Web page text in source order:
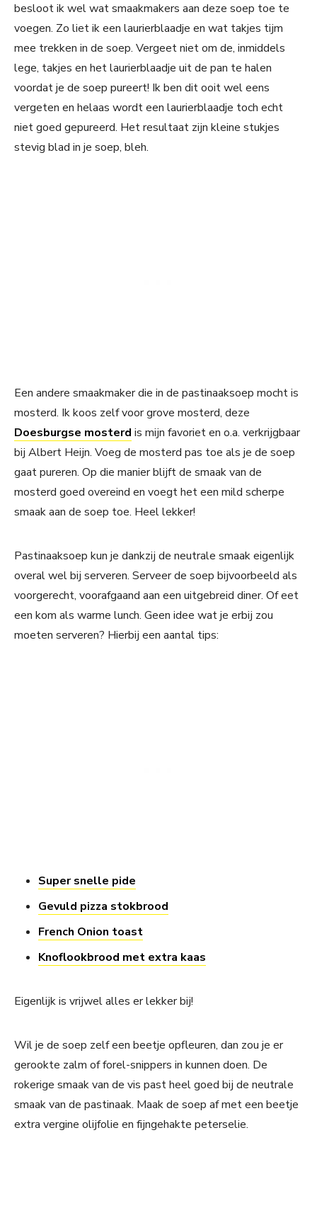
besloot ik wel wat smaakmakers aan deze soep toe te
voegen. Zo liet ik een laurierblaadje en wat takjes tijm
mee trekken in de soep. Vergeet niet om de, inmiddels
lege, takjes en het laurierblaadje uit de pan te halen
voordat je de soep pureert! Ik ben dit ooit wel eens
vergeten en helaas wordt een laurierblaadje toch echt
niet goed gepureerd. Het resultaat zijn kleine stukjes
stevig blad in je soep, bleh.
Een andere smaakmaker die in de pastinaaksoep mocht is
mosterd. Ik koos zelf voor grove mosterd, deze
Doesburgse mosterd is mijn favoriet en o.a. verkrijgbaar
bij Albert Heijn. Voeg de mosterd pas toe als je de soep
gaat pureren. Op die manier blijft de smaak van de
mosterd goed overeind en voegt het een mild scherpe
smaak aan de soep toe. Heel lekker!
Pastinaaksoep kun je dankzij de neutrale smaak eigenlijk
overal wel bij serveren. Serveer de soep bijvoorbeeld als
voorgerecht, voorafgaand aan een uitgebreid diner. Of eet
een kom als warme lunch. Geen idee wat je erbij zou
moeten serveren? Hierbij een aantal tips:
Super snelle pide
Gevuld pizza stokbrood
French Onion toast
Knoflookbrood met extra kaas
Eigenlijk is vrijwel alles er lekker bij!
Wil je de soep zelf een beetje opfleuren, dan zou je er
gerookte zalm of forel-snippers in kunnen doen. De
rokerige smaak van de vis past heel goed bij de neutrale
smaak van de pastinaak. Maak de soep af met een beetje
extra vergine olijfolie en fijngehakte peterselie.